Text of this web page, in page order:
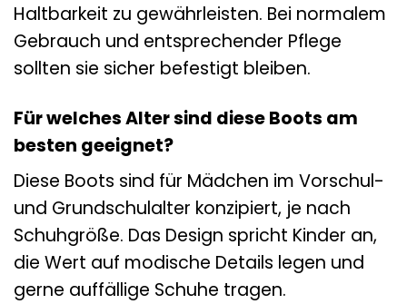
Haltbarkeit zu gewährleisten. Bei normalem
Gebrauch und entsprechender Pflege
sollten sie sicher befestigt bleiben.
Für welches Alter sind diese Boots am
besten geeignet?
Diese Boots sind für Mädchen im Vorschul-
und Grundschulalter konzipiert, je nach
Schuhgröße. Das Design spricht Kinder an,
die Wert auf modische Details legen und
gerne auffällige Schuhe tragen.